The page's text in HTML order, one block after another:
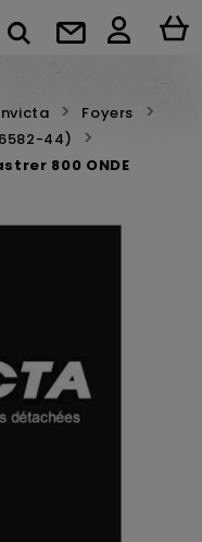
Foyers
44)
800 ONDE